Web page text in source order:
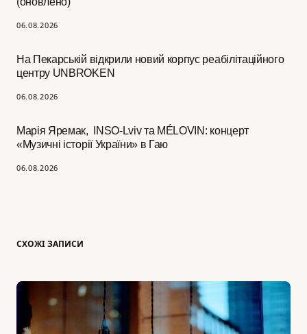
06.08.2026
На Пекарській відкрили новий корпус реабілітаційного
центру UNBROKEN
06.08.2026
Марія Яремак, INSO-Lviv та MÉLOVIN: концерт
«Музичні історії України» в Гаю
06.08.2026
СХОЖІ ЗАПИСИ